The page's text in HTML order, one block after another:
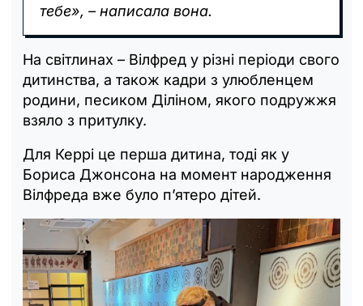
тебе», – написала вона.
На світлинах – Вілфред у різні періоди свого
дитинства, а також кадри з улюбленцем
родини, песиком Діліном, якого подружжя
взяло з притулку.
Для Керрі це перша дитина, тоді як у
Бориса Джонсона на момент народження
Вілфреда вже було п’ятеро дітей.